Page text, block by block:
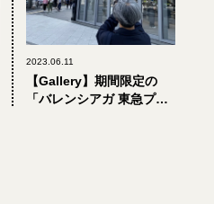
2023.06.11
【Gallery】期間限定の
「バレンシアガ 東急プラ